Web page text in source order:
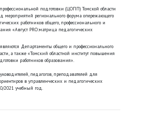
подготовки (ЦОПП) Томской области
мероприятий регионального форума опережающего
работников общего, профессионального и
«Август PRO:матрица педагогических
Департаменты общего и профессионального
а также «Томский областной институт повышения
работников образования».
педагогов, преподавателей для
в управленческих и педагогических
2021 учебный год.